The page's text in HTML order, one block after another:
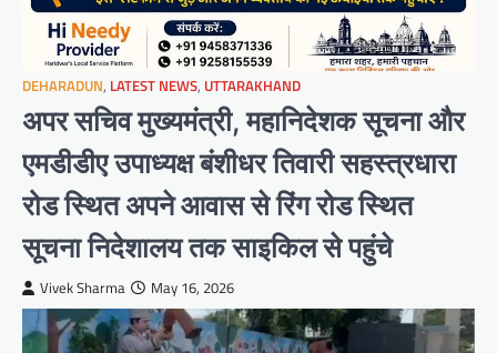
DEHARADUN, LATEST NEWS, UTTARAKHAND
अपर सचिव मुख्यमंत्री, महानिदेशक सूचना और
एमडीडीए उपाध्यक्ष बंशीधर तिवारी सहस्त्रधारा
रोड स्थित अपने आवास से रिंग रोड स्थित
सूचना निदेशालय तक साइकिल से पहुंचे
Vivek Sharma May 16, 2026